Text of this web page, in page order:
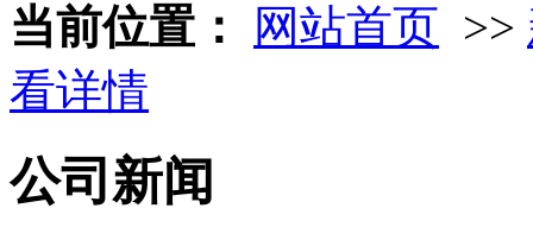
当前位置：
网站首页 >>
看详情
公司新闻